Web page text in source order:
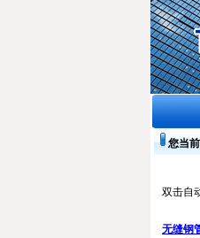
您当
双击自
无缝钢